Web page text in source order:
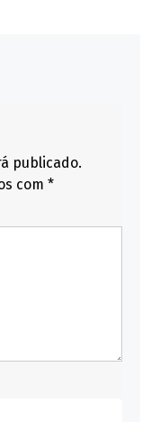
publicado.
com *